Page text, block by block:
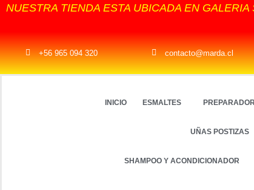
NUESTRA TIENDA ESTA UBICADA EN
+56 965 094 320 contacto@marda.cl
INICIO ESMALTES
UÑAS POSTIZAS
SHAMPOO Y ACONDICIONADOR